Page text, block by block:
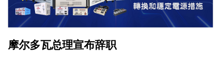
摩尔多瓦总理宣布辞职